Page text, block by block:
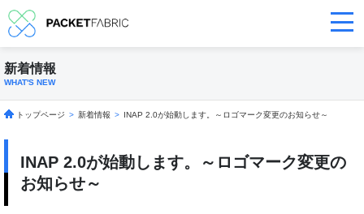
新着情報
WHAT'S NEW
トップページ > 新着情報 > INAP 2.0が始動します。～ロゴマーク変更のお知らせ～
INAP 2.0が始動します。～ロゴマーク変更の
お知らせ～